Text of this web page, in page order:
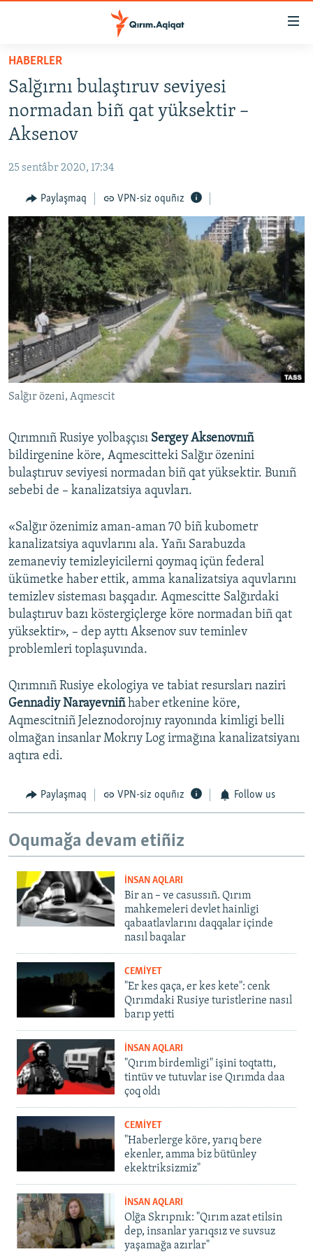
Esas
qaytmaq
Baş
navigatsiyağa
qaytmaq
Qıdıruvğa
HABERLER
SİYASET
İQTİSADİYAT
MEDENİYET
İNSAN AQLARI
VİDEO
SÜRET
BLOGLAR
FİKİR
Русский
Українською
QOŞULIÑIZ!
RFE/RS bütün saytları
HABERLER
Salğırnı bulaştıruv seviyesi
normadan biñ qat yüksektir –
Aksenov
25 sentâbr 2020, 17:34
Paylaşmaq VPN-siz oquñız
Salğır özeni, Aqmescit
Qırımnıñ Rusiye yolbaşçısı Sergey Aksenovnıñ
bildirgenine köre, Aqmescitteki Salğır özenini
bulaştıruv seviyesi normadan biñ qat yüksektir. Bunıñ
sebebi de – kanalizatsiya aquvları.
«Salğır özenimiz aman-aman 70 biñ kubometr
kanalizatsiya aquvlarını ala. Yañı Sarabuzda
zemaneviy temizleyicilerni qoymaq içün federal
ükümetke haber ettik, amma kanalizatsiya aquvlarını
temizlev sisteması başqadır. Aqmescitte Salğırdaki
bulaştıruv bazı köstergiçlerge köre normadan biñ qat
yüksektir», – dep ayttı Aksenov suv teminlev
problemleri toplaşuvında.
Qırımnıñ Rusiye ekologiya ve tabiat resursları naziri
Gennadiy Narayevniñhaber etkenine köre,
Aqmescitniñ Jeleznodorojnıy rayonında kimligi belli
olmağan insanlar Mokrıy Log irmağına kanalizatsiyanı
aqtıra edi.
Paylaşmaq VPN-siz oquñız Follow us
Oqumağa devam etiñiz
İNSAN AQLARI
Bir an – ve casussıñ. Qırım
mahkemeleri devlet hainligi
qabaatlavlarını daqqalar içinde
nasıl baqalar
CEMİYET
"Er kes qaça, er kes kete": cenk
Qırımdaki Rusiye turistlerine nasıl
barıp yetti
İNSAN AQLARI
"Qırım birdemligi" işini toqtattı,
tintüv ve tutuvlar ise Qırımda daa
çoq oldı
CEMİYET
"Haberlerge köre, yarıq bere
ekenler, amma biz bütünley
ekektriksizmiz"
İNSAN AQLARI
Olğa Skrıpnık: "Qırım azat etilsin
dep, insanlar yarıqsız ve suvsuz
yaşamağa azırlar"